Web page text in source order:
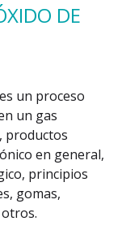
DE
un proceso
un gas
productos
en general,
principios
gomas,